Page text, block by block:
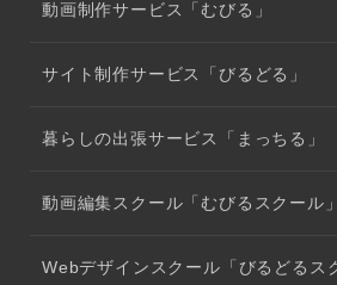
動画制作サービス「むびる」
サイト制作サービス「びるどる」
暮らしの出張サービス「まっちる」
動画編集スクール「むびるスクール」
Webデザインスクール「びるどるス